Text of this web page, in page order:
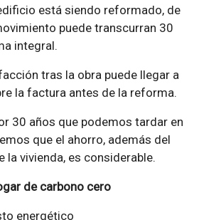
está siendo reformado, de
puede transcurran 30
integral.
tras la obra puede llegar a
la factura antes de la reforma.
30 años que podemos tardar en
que el ahorro, además del
la vivienda, es considerable.
de carbono cero
energético